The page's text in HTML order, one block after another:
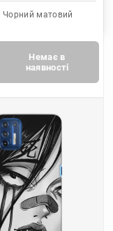
Чорний матовий
Немає в
наявності